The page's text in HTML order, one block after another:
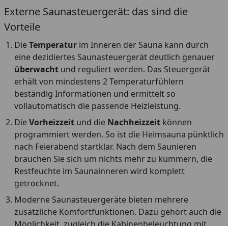
Externe Saunasteuergerät: das sind die
Vorteile
DieTemperatur im Inneren der Sauna kann durch
eine dezidiertes Saunasteuergerät deutlich genauer
überwacht und reguliert werden. Das Steuergerät
erhält von mindestens 2 Temperaturfühlern
beständig Informationen und ermittelt so
vollautomatisch die passende Heizleistung.
DieVorheizzeit und die Nachheizzeit können
programmiert werden. So ist die Heimsauna pünktlich
nach Feierabend startklar. Nach dem Saunieren
brauchen Sie sich um nichts mehr zu kümmern, die
Restfeuchte im Saunainneren wird komplett
getrocknet.
Moderne Saunasteuergeräte bieten mehrere
zusätzliche Komfortfunktionen. Dazu gehört auch die